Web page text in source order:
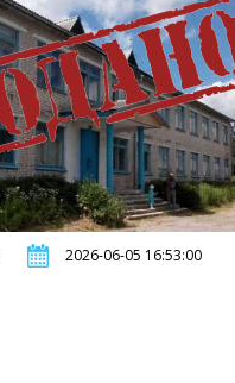
2026-06-05 16:53:00